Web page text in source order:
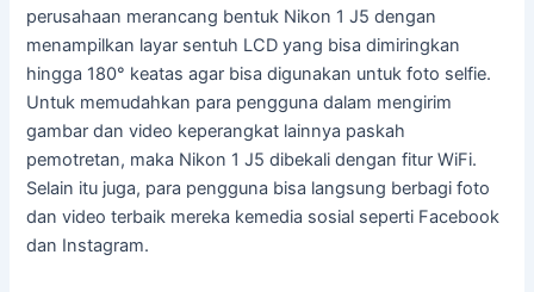
perusahaan merancang bentuk Nikon 1 J5 dengan
menampilkan layar sentuh LCD yang bisa dimiringkan
hingga 180° keatas agar bisa digunakan untuk foto selfie.
Untuk memudahkan para pengguna dalam mengirim
gambar dan video keperangkat lainnya paskah
pemotretan, maka Nikon 1 J5 dibekali dengan fitur WiFi.
Selain itu juga, para pengguna bisa langsung berbagi foto
dan video terbaik mereka kemedia sosial seperti Facebook
dan Instagram.